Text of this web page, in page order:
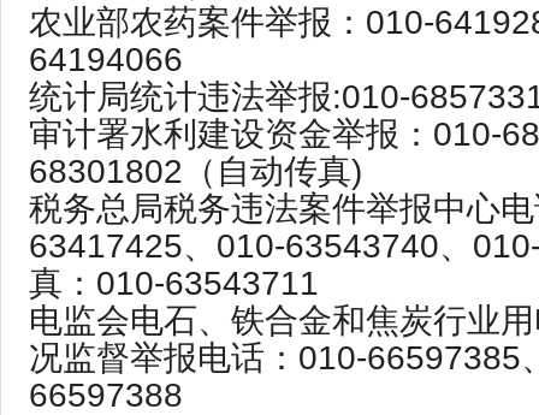
农业部农药案件举报：010-
64194066
统计局统计违法举报:010-
审计署水利建设资金举报：010-
68301802（自动传真)
税务总局税务违法案件举报中心
63417425、010-63543740、
真：010-63543711
电监会电石、铁合金和焦炭行业
况监督举报电话：010-66597385
66597388